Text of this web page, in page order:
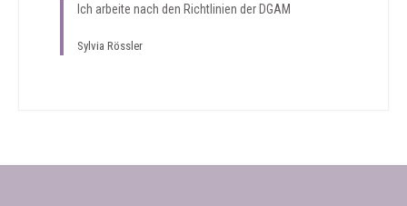
Ich arbeite nach den Richtlinien der DGAM
Sylvia Rössler